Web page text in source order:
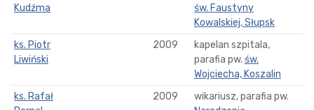
Kudźma
św. Faustyny
Kowalskiej, Słupsk
ks. Piotr
Liwiński
2009
kapelan szpitala,
parafia pw. św.
Wojciecha, Koszalin
ks. Rafał
2009
wikariusz, parafia pw.